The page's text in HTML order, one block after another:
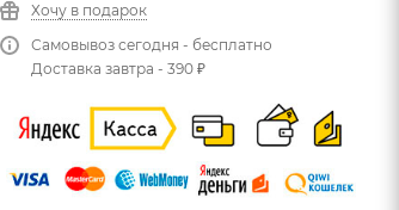
Хочу в подарок
Самовывоз сегодня - бесплатно
Доставка завтра - 390 ₽